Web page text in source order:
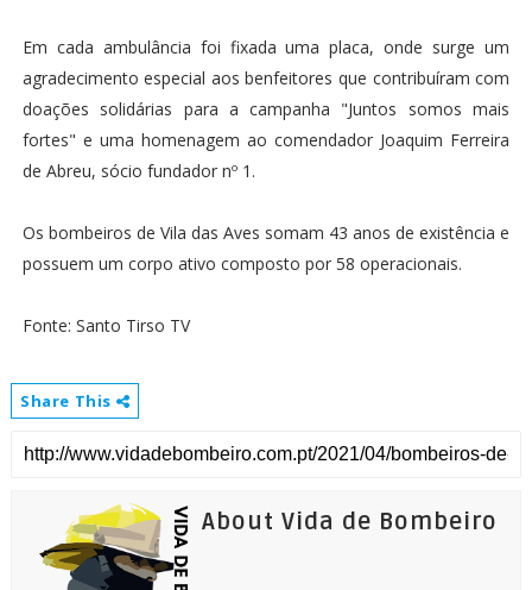
Em cada ambulância foi fixada uma placa, onde surge um
agradecimento especial aos benfeitores que contribuíram com
doações solidárias para a campanha "Juntos somos mais
fortes" e uma homenagem ao comendador Joaquim Ferreira
de Abreu, sócio fundador nº 1.
Os bombeiros de Vila das Aves somam 43 anos de existência e
possuem um corpo ativo composto por 58 operacionais.
Fonte: Santo Tirso TV
Share This
About Vida de Bombeiro